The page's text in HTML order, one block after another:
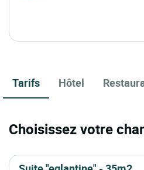
Tarifs Hôtel
Choisissez votre